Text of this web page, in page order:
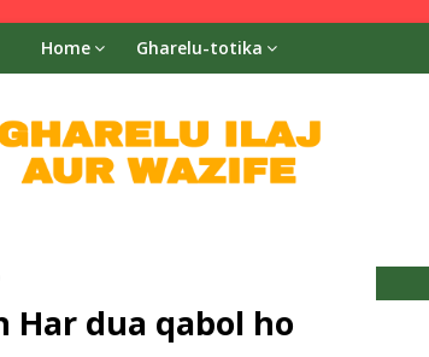
Home
Gharelu-totika
dua qabol ho